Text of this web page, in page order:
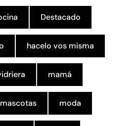
Destacado
hacelo vos misma
mamá
mascotas moda